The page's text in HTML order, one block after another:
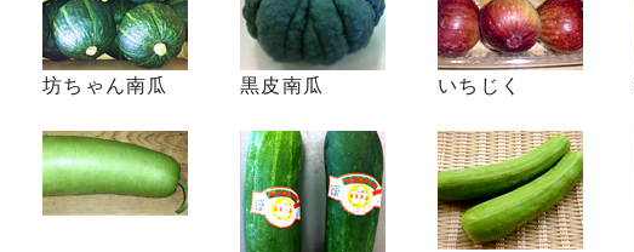
坊ちゃん南瓜 黒皮南瓜 いちじく